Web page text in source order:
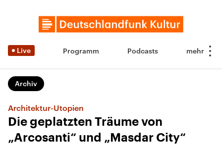
Live Programm Podcasts
Archiv
Architektur-Utopien
Die geplatzten Träume von
„Arcosanti“ und „Masdar City“